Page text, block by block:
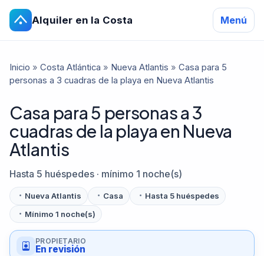
Alquiler en la Costa Menú
Inicio » Costa Atlántica » Nueva Atlantis » Casa para 5
personas a 3 cuadras de la playa en Nueva Atlantis
Casa para 5 personas a 3
cuadras de la playa en Nueva
Atlantis
Hasta 5 huéspedes · mínimo 1 noche(s)
Nueva Atlantis Casa
Hasta 5 huéspedes
Mínimo 1 noche(s)
PROPIETARIO
En revisión